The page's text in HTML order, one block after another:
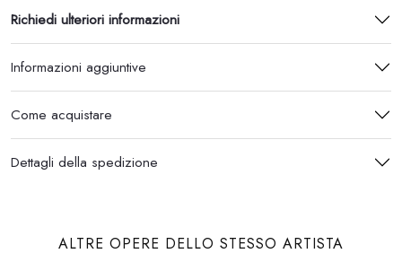
Richiedi ulteriori informazioni
Informazioni aggiuntive
Come acquistare
Dettagli della spedizione
ALTRE OPERE DELLO STESSO ARTISTA